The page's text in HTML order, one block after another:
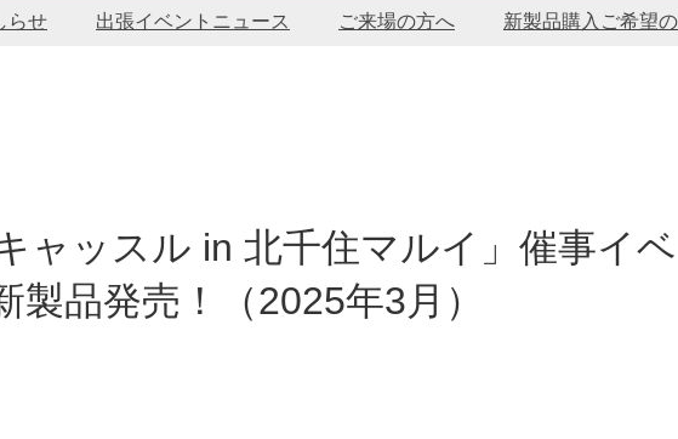
らせ 出張イベントニュース ご来場の方へ 新製品購入ご希望
品発売！（2025年3月）